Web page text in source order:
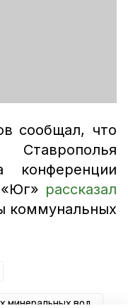
сообщал, что
конференции
«Юг» рассказал
коммунальных
минеральных вод